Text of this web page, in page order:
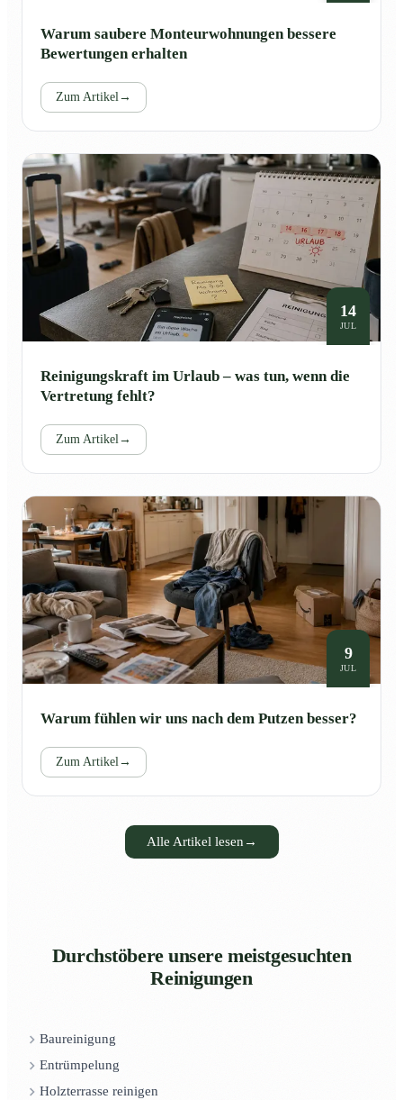
Warum saubere Monteurwohnungen bessere
Bewertungen erhalten
Zum Artikel→
14
JUL
Reinigungskraft im Urlaub – was tun, wenn die
Vertretung fehlt?
Zum Artikel→
9
JUL
Warum fühlen wir uns nach dem Putzen besser?
Zum Artikel→
Alle Artikel lesen →
Durchstöbere unsere meistgesuchten
Reinigungen
Baureinigung
Entrümpelung
Holzterrasse reinigen